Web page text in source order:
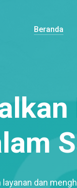
Beranda
dan